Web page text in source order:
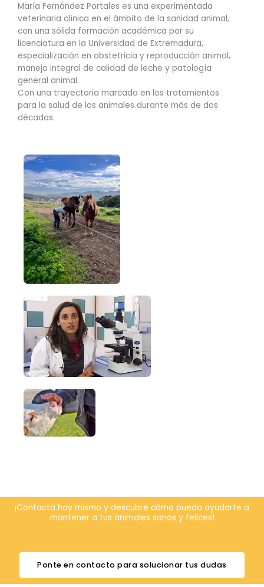
María Fernández Portales es una experimentada
veterinaria clínica en el ámbito de la sanidad animal,
con una sólida formación académica por su
licenciatura en la Universidad de Extremadura,
especialización en obstetricia y reproducción animal,
manejo Integral de calidad de leche y patología
general animal.
Con una trayectoria marcada en los tratamientos
para la salud de los animales durante más de dos
décadas.
¡Contacta hoy mismo y descubre cómo puedo ayudarte a
mantener a tus animales sanos y felices!
Ponte en contacto para solucionar tus dudas